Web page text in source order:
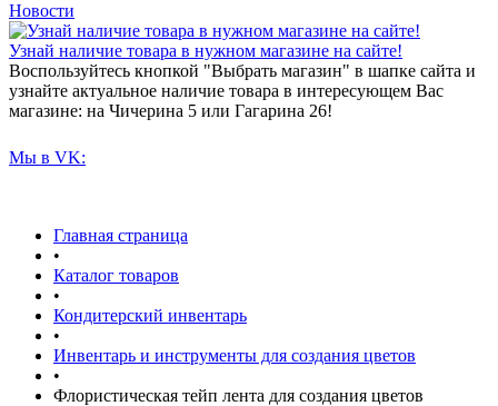
Новости
Узнай наличие товара в нужном магазине на сайте!
Воспользуйтесь кнопкой "Выбрать магазин" в шапке сайта и
узнайте актуальное наличие товара в интересующем Вас
магазине: на Чичерина 5 или Гагарина 26!
Мы в VK:
Главная страница
•
Каталог товаров
•
Кондитерский инвентарь
•
Инвентарь и инструменты для создания цветов
•
Флористическая тейп лента для создания цветов